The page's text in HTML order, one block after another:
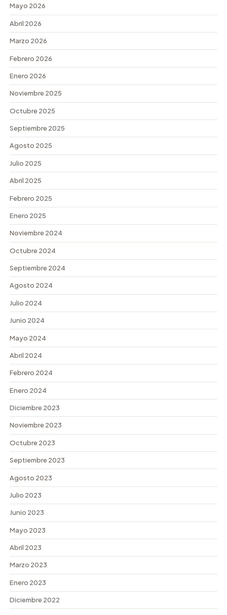
Mayo 2026
Abril 2026
Marzo 2026
Febrero 2026
Enero 2026
Noviembre 2025
Octubre 2025
Septiembre 2025
Agosto 2025
Julio 2025
Abril 2025
Febrero 2025
Enero 2025
Noviembre 2024
Octubre 2024
Septiembre 2024
Agosto 2024
Julio 2024
Junio 2024
Mayo 2024
Abril 2024
Febrero 2024
Enero 2024
Diciembre 2023
Noviembre 2023
Octubre 2023
Septiembre 2023
Agosto 2023
Julio 2023
Junio 2023
Mayo 2023
Abril 2023
Marzo 2023
Enero 2023
Diciembre 2022